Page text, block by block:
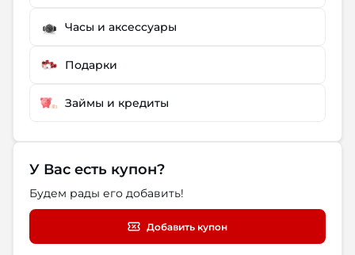
Часы и аксессуары
Подарки
Займы и кредиты
У Вас есть купон?
Будем рады его добавить!
Добавить купон